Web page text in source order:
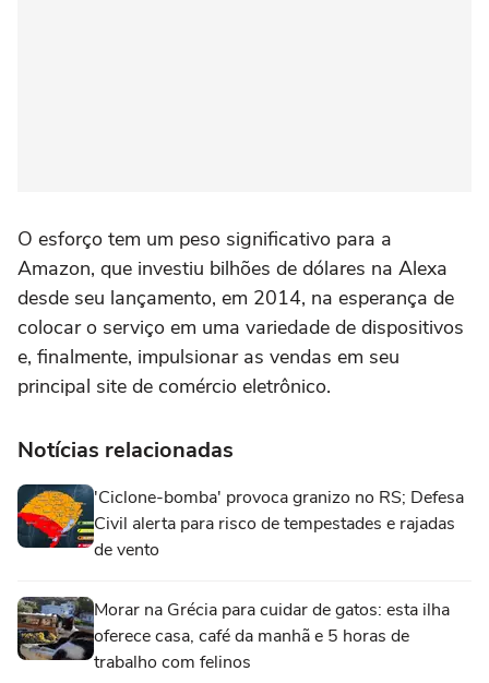
O esforço tem um peso significativo para a
Amazon, que investiu bilhões de dólares na Alexa
desde seu lançamento, em 2014, na esperança de
colocar o serviço em uma variedade de dispositivos
e, finalmente, impulsionar as vendas em seu
principal site de comércio eletrônico.
Notícias relacionadas
'Ciclone-bomba' provoca granizo no RS; Defesa
Civil alerta para risco de tempestades e rajadas
de vento
Morar na Grécia para cuidar de gatos: esta ilha
oferece casa, café da manhã e 5 horas de
trabalho com felinos